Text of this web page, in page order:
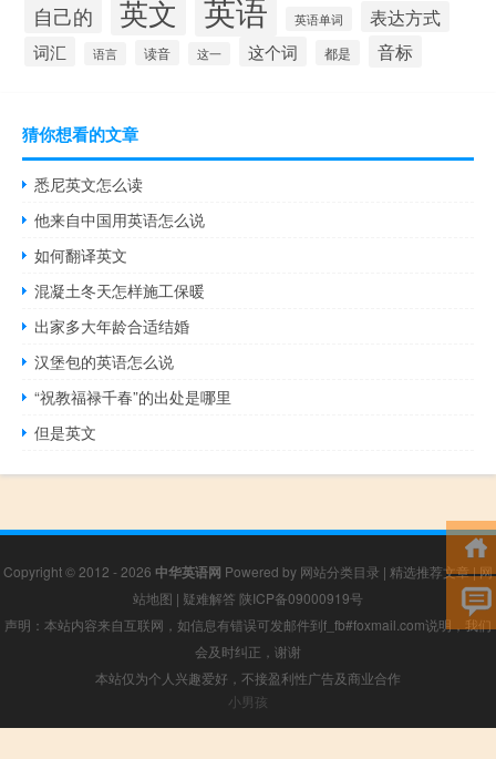
自己的 英文 英语 英语单词 表达方式
词汇 语言 读音 这一 这个词 都是 音标
猜你想看的文章
悉尼英文怎么读
他来自中国用英语怎么说
如何翻译英文
混凝土冬天怎样施工保暖
出家多大年龄合适结婚
汉堡包的英语怎么说
“祝教福禄千春”的出处是哪里
但是英文
Copyright © 2012 - 2026 中华英语网 Powered by 网站分类目录 | 精选推荐文章|网
站地图 | 疑难解答 陕ICP备09000919号
声明：本站内容来自互联网，如信息有错误可发邮件到f_fb#foxmail.com说明，我们
会及时纠正，谢谢
本站仅为个人兴趣爱好，不接盈利性广告及商业合作
小男孩